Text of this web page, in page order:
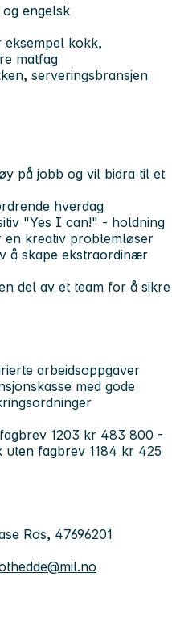
engelsk
eksempel kokk,
matfag
serveringsbransjen
på jobb og vil bidra til et
hverdag
"Yes I can!" - holdning
kreativ problemløser
å skape ekstraordinær
del av et team for å sikre
arbeidsoppgaver
med gode
1203 kr 483 800 -
fagbrev 1184 kr 425
Ros, 47696201